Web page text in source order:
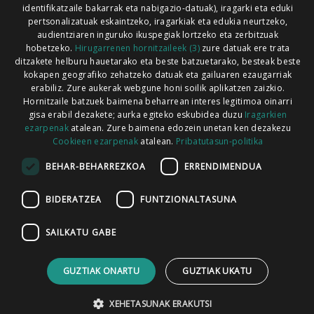
Codesyntaxek garatua
HONI BURUZ LEGE OHARRA PUBLIZITATEA
ARAUAK HARREMANETARAKO RSS
identifikatzaile bakarrak eta nabigazio-datuak), iragarki eta eduki
pertsonalizatuak eskaintzeko, iragarkiak eta edukia neurtzeko,
audientziaren inguruko ikuspegiak lortzeko eta zerbitzuak
hobetzeko. Hirugarrenen hornitzaileek (3)zure datuak ere trata
ditzakete helburu hauetarako eta beste batzuetarako, besteak beste
kokapen geografiko zehatzeko datuak eta gailuaren ezaugarriak
erabiliz. Zure aukerak webgune honi soilik aplikatzen zaizkio.
Hornitzaile batzuek baimena beharrean interes legitimoa oinarri
gisa erabil dezakete; aurka egiteko eskubidea duzu Iragarkien
ezarpenakatalean. Zure baimena edozein unetan ken dezakezu
Cookieen ezarpenak atalean. Pribatutasun-politika
BEHAR-BEHARREZKOA ERRENDIMENDUA
BIDERATZEA FUNTZIONALTASUNA
SAILKATU GABE
GUZTIAK ONARTU GUZTIAK UKATU
XEHETASUNAK ERAKUTSI